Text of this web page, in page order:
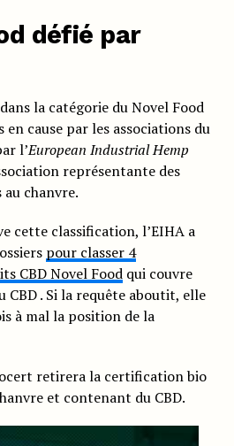
défié par
la catégorie du Novel Food
cause par les associations du
l’European Industrial Hemp
représentante des
chanvre.
cette classification, l’EIHA a
pour classer 4
CBD Novel Foodqui couvre
CBD . Si la requête aboutit, elle
à mal la position de la
retirera la certification bio
et contenant du CBD.